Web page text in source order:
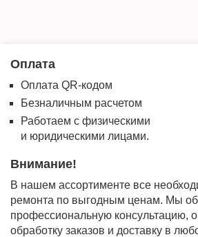
Оплата
Оплата QR-кодом
Безналичным расчетом
Работаем с физическими
и юридическими лицами.
Внимание!
В нашем ассортименте все
ремонта по выгодным ценам. Мы
профессиональную консультацию,
обработку заказов и доставку в